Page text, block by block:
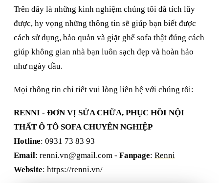
Trên đây là những kinh nghiệm chúng tôi đã tích lũy
được, hy vọng những thông tin sẽ giúp bạn biết được
cách sử dụng, bảo quản và giặt ghế sofa thật đúng cách
giúp không gian nhà bạn luôn sạch đẹp và hoàn hảo
như ngày đầu.
Mọi thông tin chi tiết vui lòng liên hệ với chúng tôi:
RENNI - ĐƠN VỊ SỬA CHỮA, PHỤC HỒI NỘI
THẤT Ô TÔ SOFA CHUYÊN NGHIỆP
Hotline: 0931 73 83 93
Email: renni.vn@gmail.com - Fanpage: Renni
Website: https://renni.vn/